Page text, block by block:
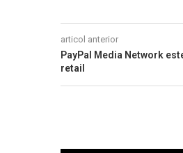
articol anterior
PayPal Media Network
retail